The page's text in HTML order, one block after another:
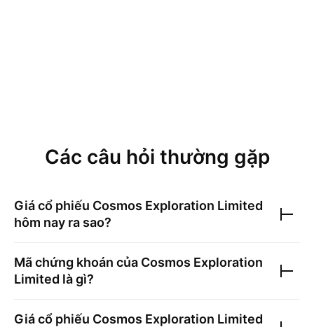
Các câu hỏi thường gặp
Giá cổ phiếu Cosmos Exploration Limited
hôm nay ra sao?
Mã chứng khoán của Cosmos Exploration
Limited là gì?
Giá cổ phiếu Cosmos Exploration Limited